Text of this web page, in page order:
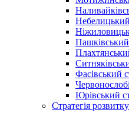
Фасівський
Юрівський
Стратегія розвитку